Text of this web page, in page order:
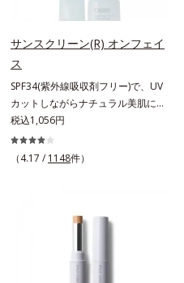
ーションの下地としてご使用いただ
化銀
サンスクリーン(R) オンフェイ
ス
SPF34(紫外線吸収剤フリー)で、UV
カットしながらナチュラル美肌に。
これ1本で“小でかけ”にも、化粧下
地としても。この1本があれば、“ち
ょっとそこまで”もOKなすっぴん美
線、大気汚染物質(*2)を含むダメー
分を配合しました。誰の肌にもなじ
む絶妙な色設計で、白浮きなしの明
税込1,056円
（4.17 / 1148件）